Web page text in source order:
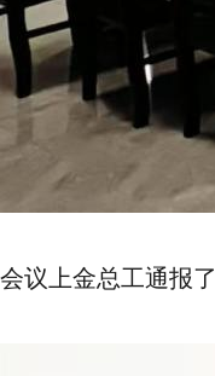
会议上金总工通报